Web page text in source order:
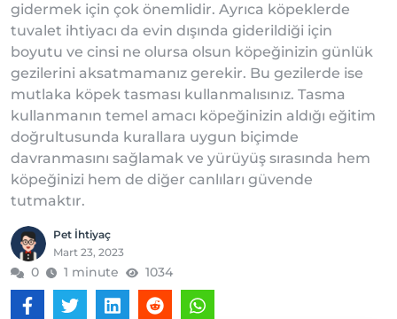
gidermek için çok önemlidir. Ayrıca köpeklerde
tuvalet ihtiyacı da evin dışında giderildiği için
boyutu ve cinsi ne olursa olsun köpeğinizin günlük
gezilerini aksatmamanız gerekir. Bu gezilerde ise
mutlaka köpek tasması kullanmalısınız. Tasma
kullanmanın temel amacı köpeğinizin aldığı eğitim
doğrultusunda kurallara uygun biçimde
davranmasını sağlamak ve yürüyüş sırasında hem
köpeğinizi hem de diğer canlıları güvende
tutmaktır.
Pet İhtiyaç
Mart 23, 2023
0 1 minute 1034